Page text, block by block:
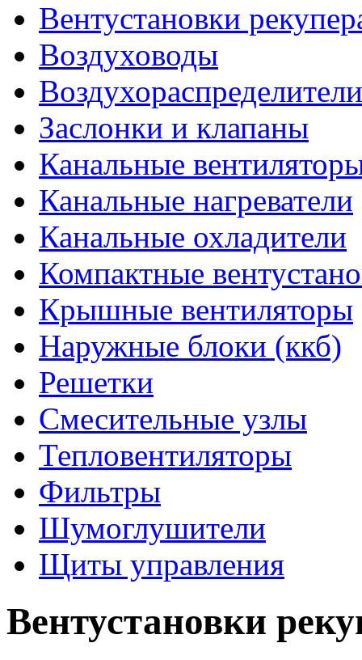
Вентустановки
Воздуховоды
Воздухораспределители
Заслонки и клапаны
Канальные
Канальные нагреватели
Канальные охладители
Компактные
Крышные вентиляторы
Наружные блоки (ккб)
Решетки
Смесительные узлы
Тепловентиляторы
Фильтры
Шумоглушители
Щиты управления
Вентустановки